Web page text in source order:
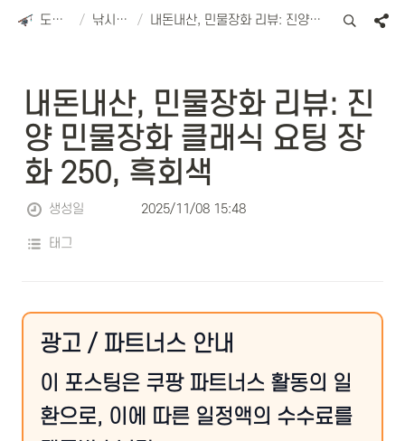
도리피싱 / 낚시용품 / 내돈내산, 민물장화 리뷰: 진양 민물장화 클래식 요팅 장화 250, 흑회색
내돈내산, 민물장화 리뷰: 진
양 민물장화 클래식 요팅 장
화 250, 흑회색
생성일 2025/11/08 15:48
태그
광고 / 파트너스 안내
이 포스팅은 쿠팡 파트너스 활동의 일
환으로, 이에 따른 일정액의 수수료를